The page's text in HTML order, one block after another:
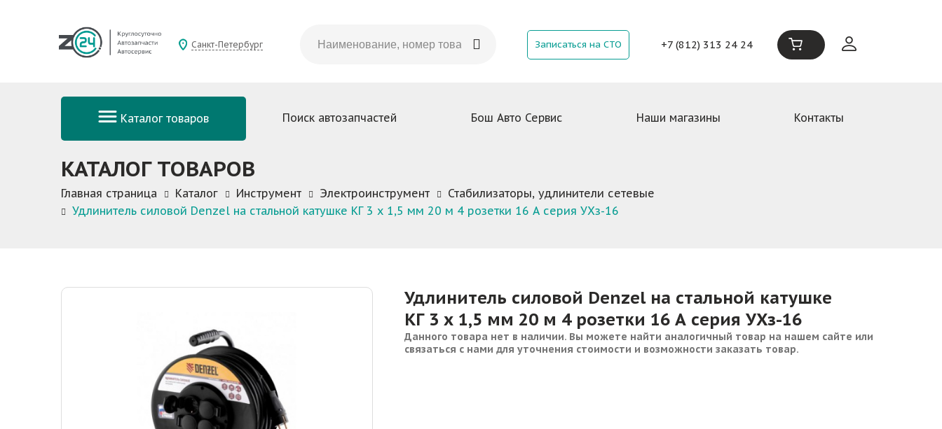
Санкт-Петербург Записаться на СТО +7 (812) 313 24 24
Каталог товаров Поиск автозапчастей Бош Авто Сервис Наши магазины Контакты
КАТАЛОГ ТОВАРОВ
Главная страница Каталог Инструмент Электроинструмент
Стабилизаторы, удлинители сетевые
Удлинитель силовой Denzel на стальной катушке КГ 3 х 1,5 мм 20 м 4 розетки 16 А серия УХз-16
Удлинитель силовой Denzel на стальной катушке
КГ 3 х 1,5 мм 20 м 4 розетки 16 А серия УХз-16
Данного товара нет в наличии. Вы можете найти аналогичный товар на нашем сайте или
связаться с нами для уточнения стоимости и возможности заказать товар.